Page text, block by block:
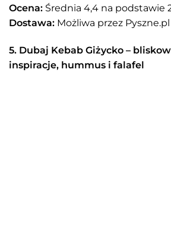
Ocena: Średnia 4,4 na podstawie
Dostawa: Możliwa przez
5. Dubaj Kebab Giżycko –
inspiracje, hummus i falafel